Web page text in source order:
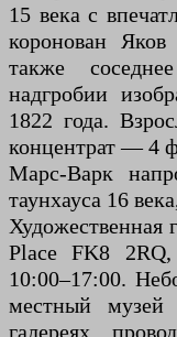
15 века с
коронован
также
надгробии
1822 года.
концентрат — 4
Марс-Варк
таунхауса 16
Художественная
Place FK8
10:00–17:00.
местный
галереях